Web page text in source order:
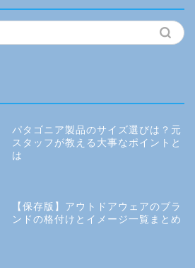
パタゴニア製品のサイズ選びは？元
スタッフが教える大事なポイントと
は
【保存版】アウトドアウェアのブラ
ンドの格付けとイメージ一覧まとめ